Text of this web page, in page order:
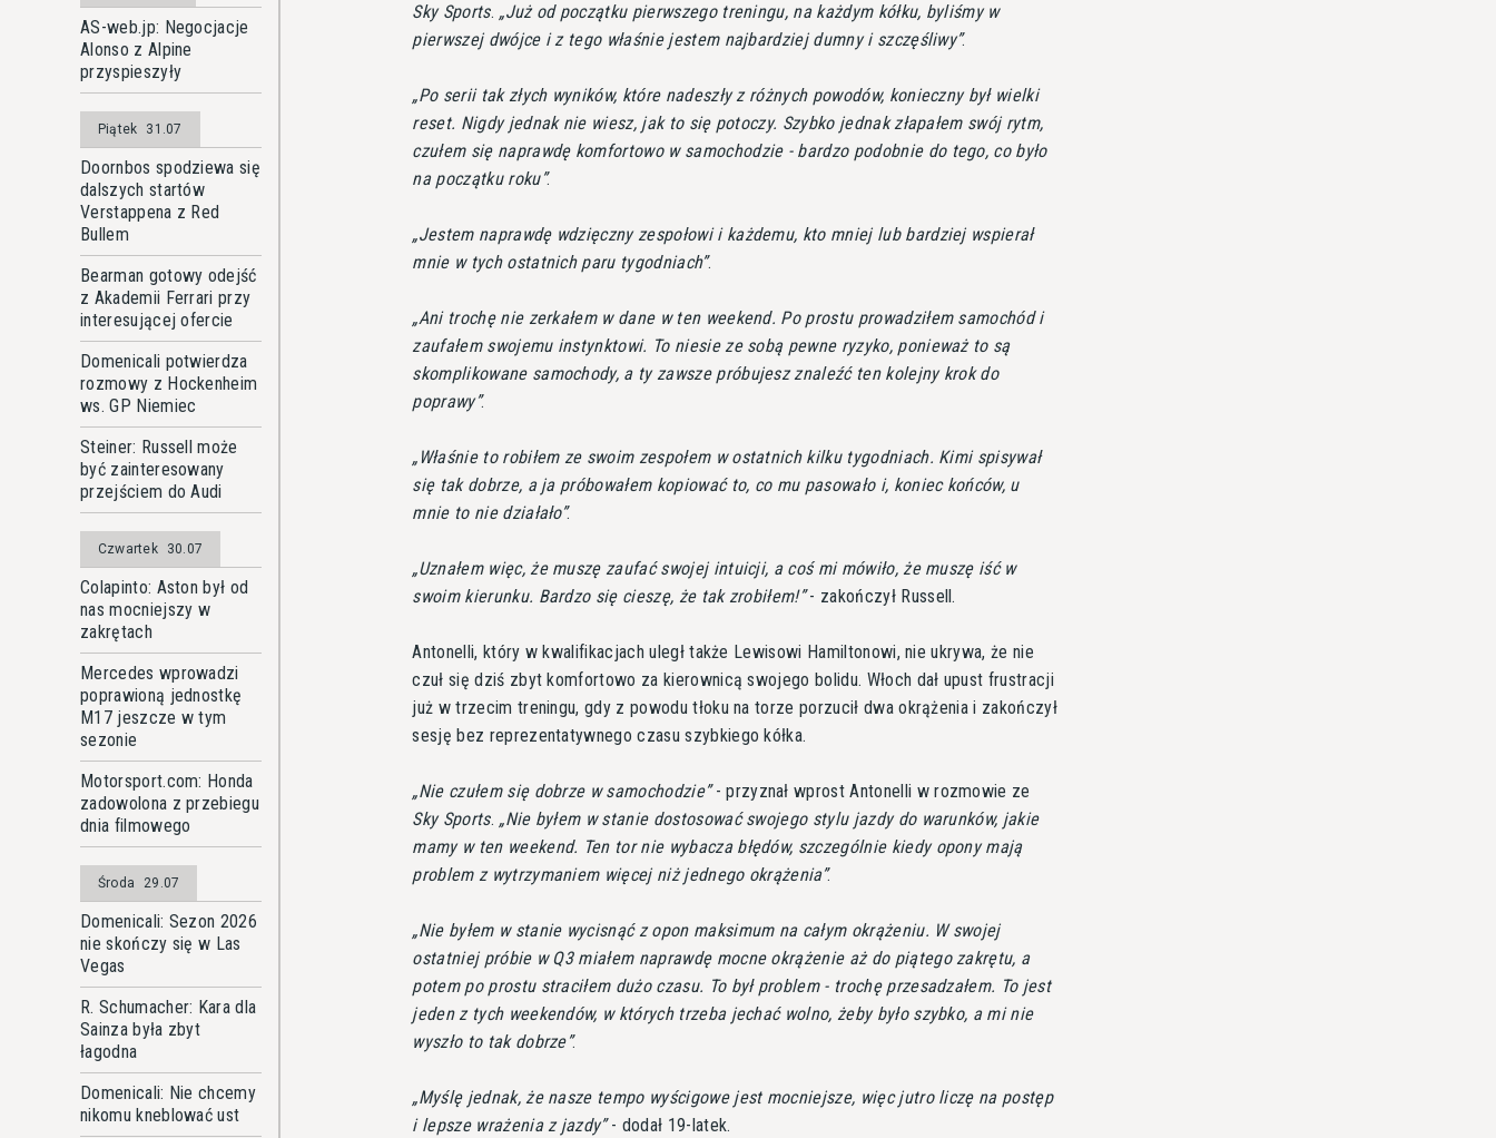
AS-web.jp: Negocjacje
Alonso z Alpine
przyspieszyły
Piątek 31.07
Doornbos spodziewa się
dalszych startów
Verstappena z Red
Bullem
Bearman gotowy odejść
z Akademii Ferrari przy
interesującej ofercie
Domenicali potwierdza
rozmowy z Hockenheim
ws. GP Niemiec
Steiner: Russell może
być zainteresowany
przejściem do Audi
Czwartek 30.07
Colapinto: Aston był od
nas mocniejszy w
zakrętach
Mercedes wprowadzi
poprawioną jednostkę
M17 jeszcze w tym
sezonie
Motorsport.com: Honda
zadowolona z przebiegu
dnia filmowego
Środa 29.07
Domenicali: Sezon 2026
nie skończy się w Las
Vegas
R. Schumacher: Kara dla
Sainza była zbyt
łagodna
Domenicali: Nie chcemy
nikomu kneblować ust
Sky Sports.
Już od początku pierwszego treningu, na każdym kółku, byliśmy w
pierwszej dwójce i z tego właśnie jestem najbardziej dumny i szczęśliwy .
Po serii tak złych wyników, które nadeszły z różnych powodów, konieczny był wielki
reset. Nigdy jednak nie wiesz, jak to się potoczy. Szybko jednak złapałem swój rytm,
czułem się naprawdę komfortowo w samochodzie - bardzo podobnie do tego, co było
na początku roku .
Jestem naprawdę wdzięczny zespołowi i każdemu, kto mniej lub bardziej wspierał
mnie w tych ostatnich paru tygodniach .
Ani trochę nie zerkałem w dane w ten weekend. Po prostu prowadziłem samochód i
zaufałem swojemu instynktowi. To niesie ze sobą pewne ryzyko, ponieważ to są
skomplikowane samochody, a ty zawsze próbujesz znaleźć ten kolejny krok do
poprawy .
Właśnie to robiłem ze swoim zespołem w ostatnich kilku tygodniach. Kimi spisywał
się tak dobrze, a ja próbowałem kopiować to, co mu pasowało i, koniec końców, u
mnie to nie działało .
Uznałem więc, że muszę zaufać swojej intuicji, a coś mi mówiło, że muszę iść w
swoim kierunku. Bardzo się cieszę, że tak zrobiłem! - zakończył Russell.
Antonelli, który w kwalifikacjach uległ także Lewisowi Hamiltonowi, nie ukrywa, że nie
czuł się dziś zbyt komfortowo za kierownicą swojego bolidu. Włoch dał upust frustracji
już w trzecim treningu, gdy z powodu tłoku na torze porzucił dwa okrążenia i zakończył
sesję bez reprezentatywnego czasu szybkiego kółka.
Nie czułem się dobrze w samochodzie - przyznał wprost Antonelli w rozmowie ze
Sky Sports.
Nie byłem w stanie dostosować swojego stylu jazdy do warunków, jakie
mamy w ten weekend. Ten tor nie wybacza błędów, szczególnie kiedy opony mają
problem z wytrzymaniem więcej niż jednego okrążenia .
Nie byłem w stanie wycisnąć z opon maksimum na całym okrążeniu. W swojej
ostatniej próbie w Q3 miałem naprawdę mocne okrążenie aż do piątego zakrętu, a
potem po prostu straciłem dużo czasu. To był problem - trochę przesadzałem. To jest
jeden z tych weekendów, w których trzeba jechać wolno, żeby było szybko, a mi nie
wyszło to tak dobrze .
Myślę jednak, że nasze tempo wyścigowe jest mocniejsze, więc jutro liczę na postęp
i lepsze wrażenia z jazdy - dodał 19-latek.